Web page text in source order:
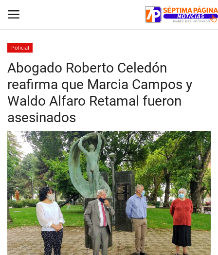
Inicio
Crónica
Policial
Tribunales
Deporte
Política
Espectáculos
Policial
Abogado Roberto Celedón
reafirma que Marcia Campos y
Waldo Alfaro Retamal fueron
asesinados